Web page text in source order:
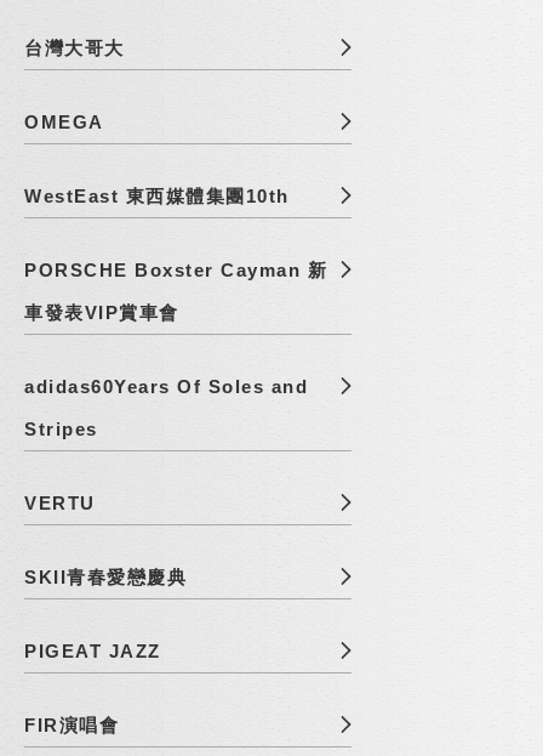
台灣大哥大
OMEGA
WestEast 東西媒體集團10th
PORSCHE Boxster Cayman 新
車發表VIP賞車會
adidas60Years Of Soles and
Stripes
VERTU
SKII青春愛戀慶典
PIGEAT JAZZ
FIR演唱會